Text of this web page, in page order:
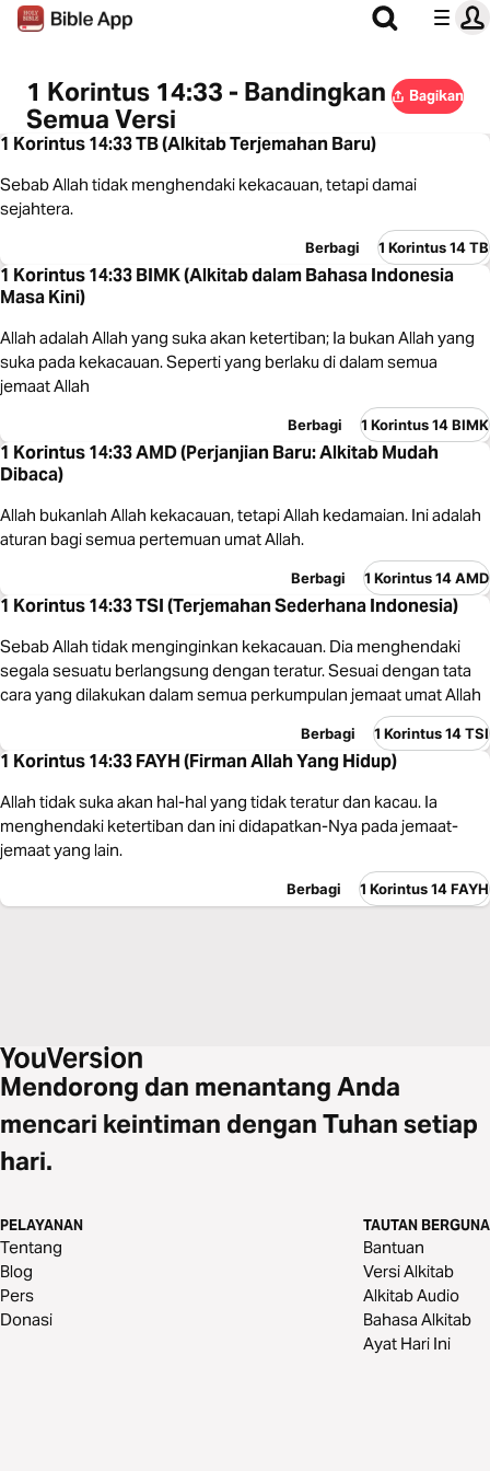
1 Korintus 14:33 - Bandingkan
Semua Versi
Bagikan
1 Korintus 14:33 TB (Alkitab Terjemahan Baru)
Sebab Allah tidak menghendaki kekacauan, tetapi damai
sejahtera.
Berbagi 1 Korintus 14 TB
1 Korintus 14:33 BIMK (Alkitab dalam Bahasa Indonesia
Masa Kini)
Allah adalah Allah yang suka akan ketertiban; Ia bukan Allah yang
suka pada kekacauan. Seperti yang berlaku di dalam semua
jemaat Allah
Berbagi 1 Korintus 14 BIMK
1 Korintus 14:33 AMD (Perjanjian Baru: Alkitab Mudah
Dibaca)
Allah bukanlah Allah kekacauan, tetapi Allah kedamaian. Ini adalah
aturan bagi semua pertemuan umat Allah.
Berbagi 1 Korintus 14 AMD
1 Korintus 14:33 TSI (Terjemahan Sederhana Indonesia)
Sebab Allah tidak menginginkan kekacauan. Dia menghendaki
segala sesuatu berlangsung dengan teratur. Sesuai dengan tata
cara yang dilakukan dalam semua perkumpulan jemaat umat Allah
Berbagi 1 Korintus 14 TSI
1 Korintus 14:33 FAYH (Firman Allah Yang Hidup)
Allah tidak suka akan hal-hal yang tidak teratur dan kacau. Ia
menghendaki ketertiban dan ini didapatkan-Nya pada jemaat-
jemaat yang lain.
Berbagi 1 Korintus 14 FAYH
Mendorong dan menantang Anda
mencari keintiman dengan Tuhan setiap
hari.
PELAYANAN
Tentang
Blog
Pers
Donasi
TAUTAN BERGUNA
Bantuan
Versi Alkitab
Alkitab Audio
Bahasa Alkitab
Ayat Hari Ini